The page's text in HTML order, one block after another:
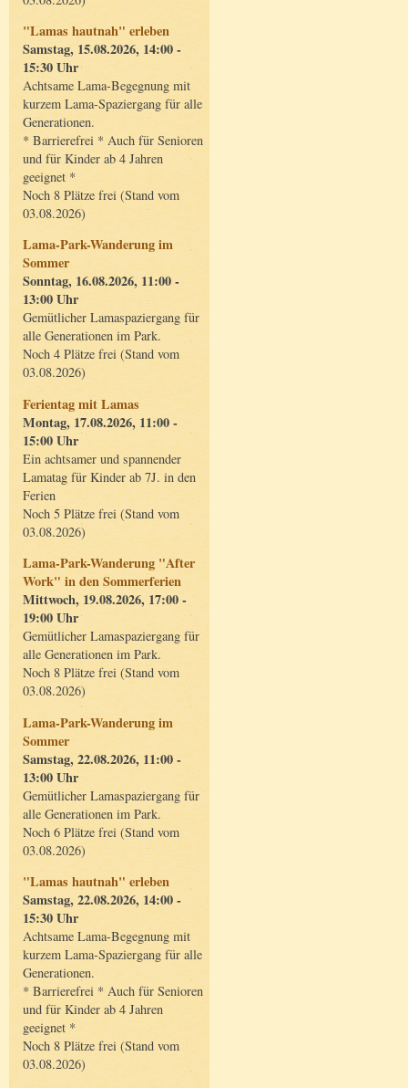
"Lamas hautnah" erleben
Samstag, 15.08.2026, 14:00 -
15:30 Uhr
Achtsame Lama-Begegnung mit
kurzem Lama-Spaziergang für alle
Generationen.
* Barrierefrei * Auch für Senioren
und für Kinder ab 4 Jahren
geeignet *
Noch 8 Plätze frei (Stand vom
03.08.2026)
Lama-Park-Wanderung im
Sommer
Sonntag, 16.08.2026, 11:00 -
13:00 Uhr
Gemütlicher Lamaspaziergang für
alle Generationen im Park.
Noch 4 Plätze frei (Stand vom
03.08.2026)
Ferientag mit Lamas
Montag, 17.08.2026, 11:00 -
15:00 Uhr
Ein achtsamer und spannender
Lamatag für Kinder ab 7J. in den
Ferien
Noch 5 Plätze frei (Stand vom
03.08.2026)
Lama-Park-Wanderung "After
Work" in den Sommerferien
Mittwoch, 19.08.2026, 17:00 -
19:00 Uhr
Gemütlicher Lamaspaziergang für
alle Generationen im Park.
Noch 8 Plätze frei (Stand vom
03.08.2026)
Lama-Park-Wanderung im
Sommer
Samstag, 22.08.2026, 11:00 -
13:00 Uhr
Gemütlicher Lamaspaziergang für
alle Generationen im Park.
Noch 6 Plätze frei (Stand vom
03.08.2026)
"Lamas hautnah" erleben
Samstag, 22.08.2026, 14:00 -
15:30 Uhr
Achtsame Lama-Begegnung mit
kurzem Lama-Spaziergang für alle
Generationen.
* Barrierefrei * Auch für Senioren
und für Kinder ab 4 Jahren
geeignet *
Noch 8 Plätze frei (Stand vom
03.08.2026)